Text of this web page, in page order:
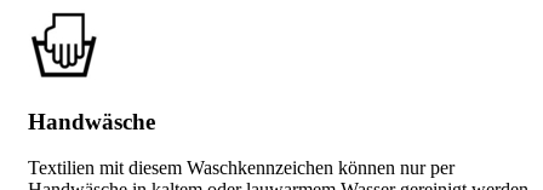
Handwäsche
Textilien mit diesem Waschkennzeichen können nur per